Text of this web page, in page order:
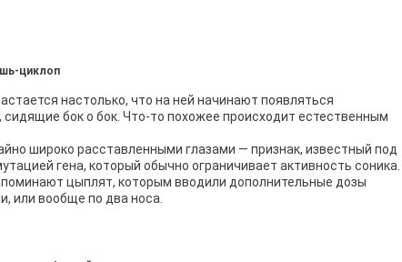
циклоп
настолько, что на ней начинают появляться
бок о бок. Что-то похожее происходит естественным
широко расставленными глазами — признак, известный под
гена, который обычно ограничивает активность соника.
цыплят, которым вводили дополнительные дозы
или вообще по два носа.